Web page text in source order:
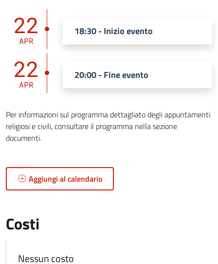
22
APR
18:30 - Inizio evento
22
APR
20:00 - Fine evento
Per informazioni sul programma dettagliato degli appuntamenti
religiosi e civili, consultare il programma nella sezione
documenti.
Aggiungi al calendario
Costi
Nessun costo